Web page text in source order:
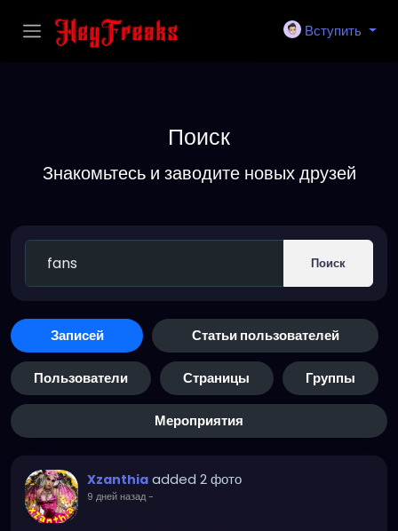
Вступить
Поиск
Знакомьтесь и заводите новых друзей
Поиск
Записей Статьи пользователей
Пользователи Страницы Группы
Мероприятия
Xzanthia added 2 фото
9 дней назад-